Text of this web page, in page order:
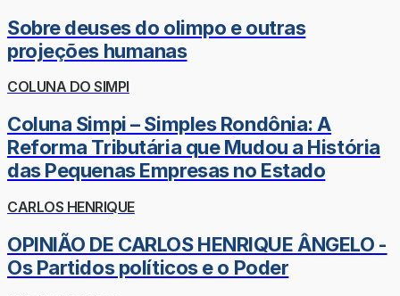
Sobre deuses do olimpo e outras
projeções humanas
COLUNA DO SIMPI
Coluna Simpi – Simples Rondônia: A
Reforma Tributária que Mudou a História
das Pequenas Empresas no Estado
CARLOS HENRIQUE
OPINIÃO DE CARLOS HENRIQUE ÂNGELO -
Os Partidos políticos e o Poder